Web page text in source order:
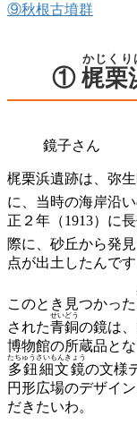
⑨秋根古墳群
① 梶栗
かじくり
鏡子さん
梶栗浜遺跡は、弥
に、当時の海岸沿
正２年（1913）に
際に、砂丘から発
点が出土したんです
このとき見つかった
された青銅
せいどう
の鏡は
博物館の所蔵品と
多鈕細文鏡
たちゅうさいもんきょう
の文様
円形広場のデザイ
だきたいわ。